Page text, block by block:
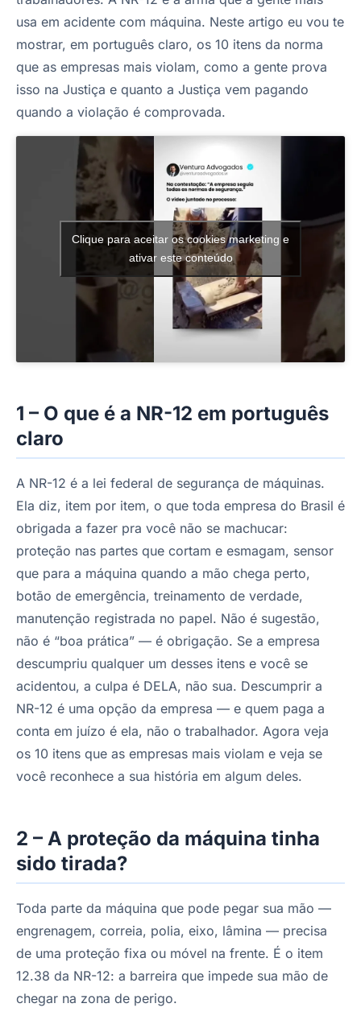
usa em acidente com máquina. Neste artigo eu vou te
mostrar, em português claro, os 10 itens da norma
que as empresas mais violam, como a gente prova
isso na Justiça e quanto a Justiça vem pagando
quando a violação é comprovada.
Clique para aceitar os cookies marketing e
ativar este conteúdo
1 – O que é a NR-12 em português
claro
A NR-12 é a lei federal de segurança de máquinas.
Ela diz, item por item, o que toda empresa do Brasil é
obrigada a fazer pra você não se machucar:
proteção nas partes que cortam e esmagam, sensor
que para a máquina quando a mão chega perto,
botão de emergência, treinamento de verdade,
manutenção registrada no papel. Não é sugestão,
não é “boa prática” — é obrigação. Se a empresa
descumpriu qualquer um desses itens e você se
acidentou, a culpa é DELA, não sua. Descumprir a
NR-12 é uma opção da empresa — e quem paga a
conta em juízo é ela, não o trabalhador. Agora veja
os 10 itens que as empresas mais violam e veja se
você reconhece a sua história em algum deles.
2 – A proteção da máquina tinha
sido tirada?
Toda parte da máquina que pode pegar sua mão —
engrenagem, correia, polia, eixo, lâmina — precisa
de uma proteção fixa ou móvel na frente. É o item
12.38 da NR-12: a barreira que impede sua mão de
chegar na zona de perigo.